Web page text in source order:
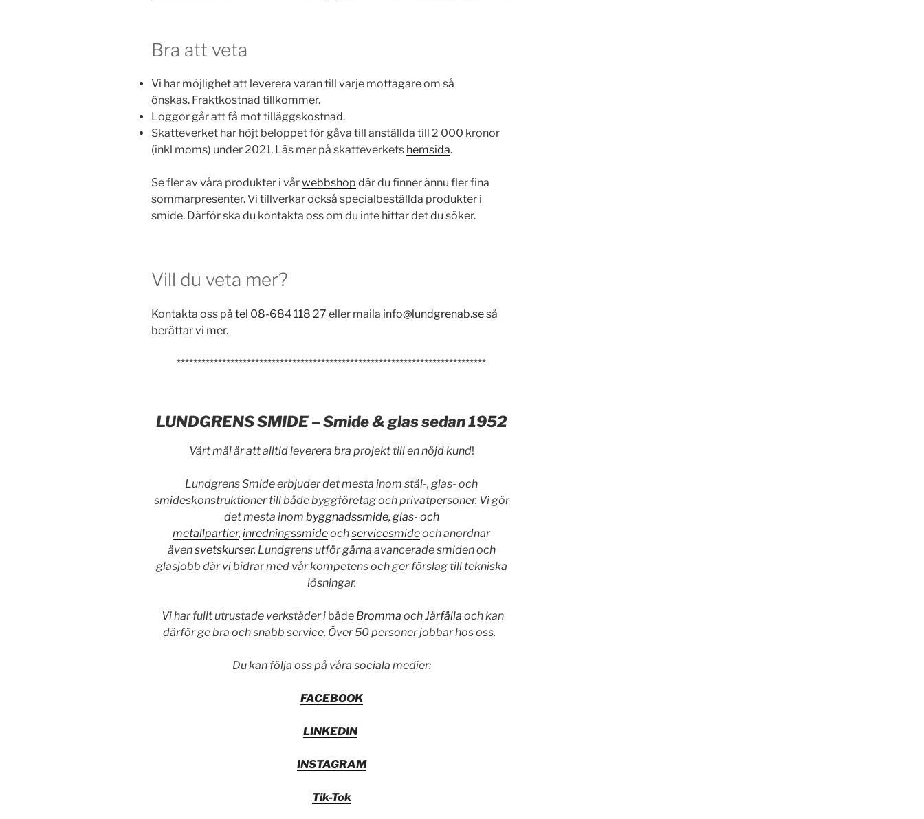
Bra att veta
Vi har möjlighet att leverera varan till varje mottagare om så
önskas. Fraktkostnad tillkommer.
Loggor går att få mot tilläggskostnad.
Skatteverket har höjt beloppet för gåva till anställda till 2 000 kronor
(inkl moms) under 2021. Läs mer på skatteverkets hemsida.
Se fler av våra produkter i vårwebbshop där du finner ännu fler fina
sommarpresenter. Vi tillverkar också specialbeställda produkter i
smide. Därför ska du kontakta oss om du inte hittar det du söker.
Vill du veta mer?
Kontakta oss på tel 08-684 118 27 eller maila info@lundgrenab.seså
berättar vi mer.
***************************************************************************
LUNDGRENS SMIDE – Smide & glas sedan 1952
Vårt mål är att alltid leverera bra projekt till en nöjd kund!
Lundgrens Smide erbjuder det mesta inom stål-, glas- och
smideskonstruktioner till både byggföretag och privatpersoner. Vi gör
det mesta inom byggnadssmide, glas- och
metallpartier,inredningssmideochservicesmideoch anordnar
ävensvetskurser. Lundgrens utför gärna avancerade smiden och
glasjobb där vi bidrarmed vår kompetens och ger förslag till tekniska
lösningar.
Vi har fullt utrustade verkstäder i både Bromma ochJärfälla och kan
därför ge bra och snabb service. Över 50 personer jobbar hos oss.
Du kan följa oss på våra sociala medier:
FACEBOOK
LINKEDIN
INSTAGRAM
Tik-Tok